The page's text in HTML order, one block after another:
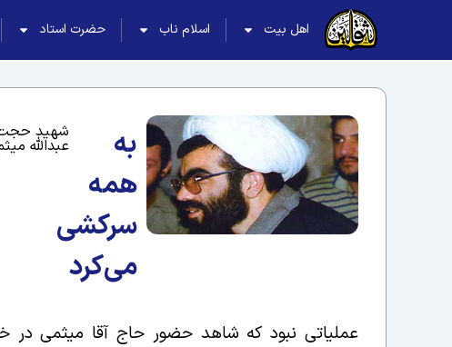
اهل بیت اسلام ناب حضرت استاد
به
همه
سرکشی
می‌کرد
شهید حجت
عبدالله
عملیاتی نبود که شاهد حضور حاج آقا میثمی